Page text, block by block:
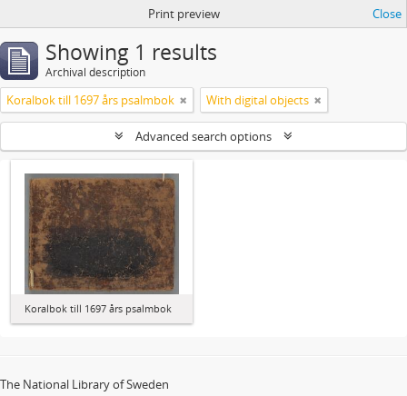
Print preview Close
Showing 1 results
Archival description
Koralbok till 1697 års psalmbok With digital objects
Advanced search options
Koralbok till 1697 års psalmbok
The National Library of Sweden